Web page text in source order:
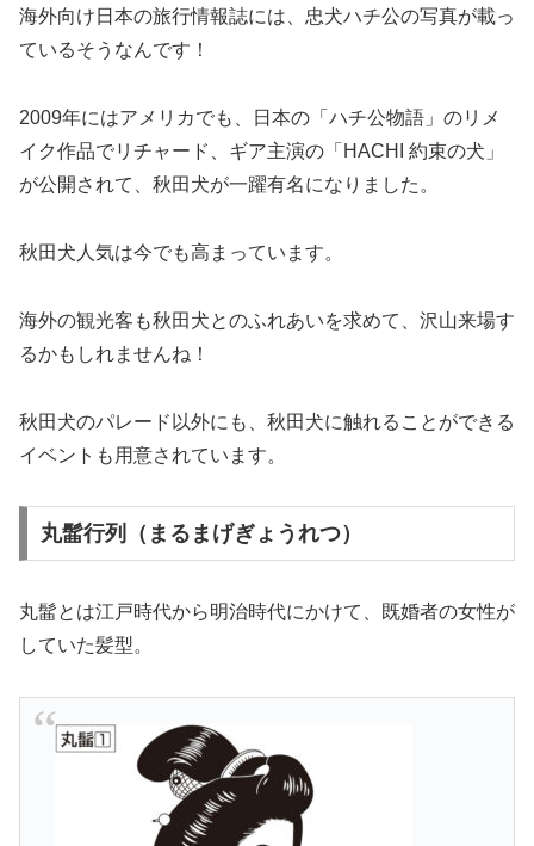
海外向け日本の旅行情報誌には、忠犬ハチ公の写真が載っ
ているそうなんです！
2009年にはアメリカでも、日本の「ハチ公物語」のリメ
イク作品でリチャード、ギア主演の「HACHI 約束の犬」
が公開されて、秋田犬が一躍有名になりました。
秋田犬人気は今でも高まっています。
海外の観光客も秋田犬とのふれあいを求めて、沢山来場す
るかもしれませんね！
秋田犬のパレード以外にも、秋田犬に触れることができる
イベントも用意されています。
丸髷行列（まるまげぎょうれつ）
丸髷とは江戸時代から明治時代にかけて、既婚者の女性が
していた髪型。